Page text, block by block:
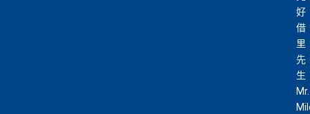
好
借
里
先
生
Mr.